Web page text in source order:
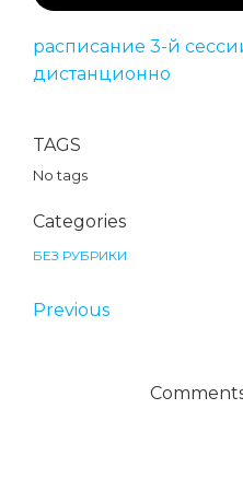
расписание 3-й
дистанционно
TAGS
No tags
Categories
БЕЗ РУБРИКИ
Previous